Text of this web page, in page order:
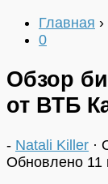
Главная ›
0
Обзор
от ВТБ
- Natali Killer ·
Обновлено 11